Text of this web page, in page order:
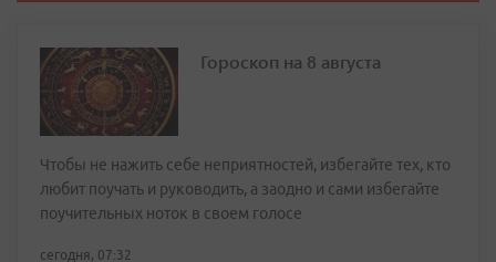
Гороскоп на 8 августа
Чтобы не нажить себе неприятностей, избегайте тех, кто
любит поучать и руководить, а заодно и сами избегайте
поучительных ноток в своем голосе
сегодня, 07:32